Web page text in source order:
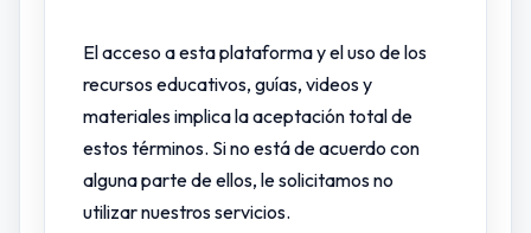
El acceso a esta plataforma y el uso de los
recursos educativos, guías, videos y
materiales implica la aceptación total de
estos términos. Si no está de acuerdo con
alguna parte de ellos, le solicitamos no
utilizar nuestros servicios.